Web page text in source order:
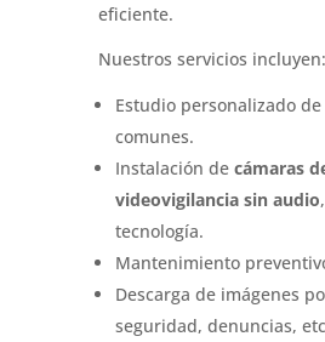
eficiente.
Nuestros servicios incluyen:
Estudio personalizado de
comunes.
Instalación de cámaras
videovigilancia sin audio
tecnología.
Mantenimiento
Descarga de imágenes
seguridad, denuncias,